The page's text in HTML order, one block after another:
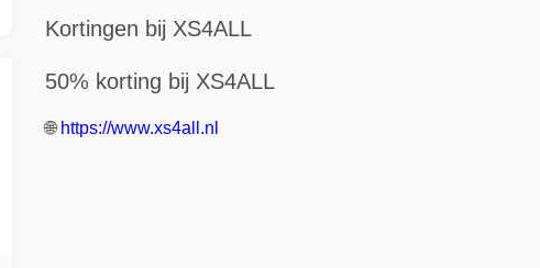
Kortingen bij XS4ALL
50% korting bij XS4ALL
🌐 https://www.xs4all.nl